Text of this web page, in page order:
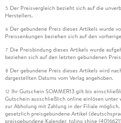
5 Der Preisvergleich bezieht sich auf die
Herstellers.
6 Der gebundene Preis dieses Artikels wurde
Preissenkungen beziehen sich auf den
7 Die Preisbindung dieses Artikels wurde
beziehen sich auf den letzten gebundenen
8 Der gebundene Preis dieses Artikels wird
dargestellten Datums vom Verlag angehoben.
12 Ihr Gutschein SOMMER13 gilt bis
Gutschein ausschließlich online einlösen unter
zur Abholung mit Zahlung in der Filiale
gesetzlich preisgebundene Artikel
preisgebundene Kalender, tolino shine